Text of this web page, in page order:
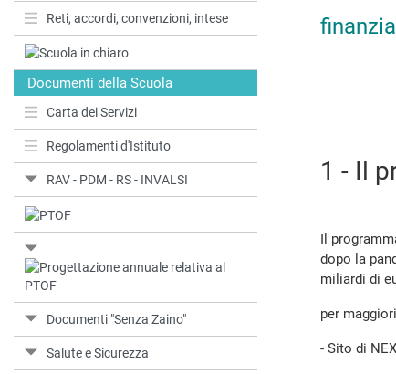
Reti, accordi, convenzioni, intese
Documenti della Scuola
Carta dei Servizi
Regolamenti d'Istituto
RAV - PDM - RS - INVALSI
Documenti "Senza Zaino"
Salute e Sicurezza
1 - Il
Il
dopo la
miliardi di
per
- Sito di